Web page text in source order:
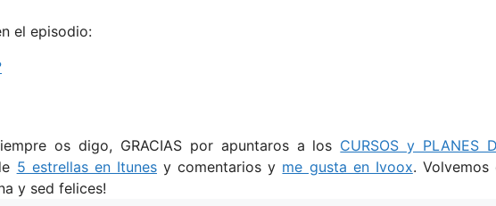
el episodio:
os digo, GRACIAS por apuntaros a los CURSOS y PLANES
5 estrellas en Itunesy comentarios y me gusta en Ivoox. Volvemos
y sed felices!